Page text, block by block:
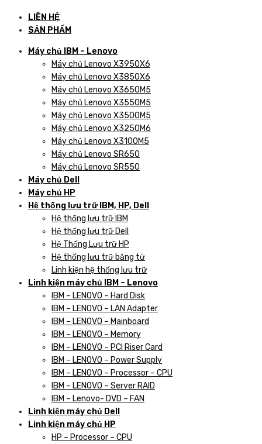
LIÊN HỆ
SẢN PHẨM
Máy chủ IBM – Lenovo
Máy chủ Lenovo X3950X6
Máy chủ Lenovo X3850X6
Máy chủ Lenovo X3650M5
Máy chủ Lenovo X3550M5
Máy chủ Lenovo X3500M5
Máy chủ Lenovo X3250M6
Máy chủ Lenovo X3100M5
Máy chủ Lenovo SR650
Máy chủ Lenovo SR550
Máy chủ Dell
Máy chủ HP
Hệ thống lưu trữ IBM, HP, Dell
Hệ thống lưu trữ IBM
Hệ thống lưu trữ Dell
Hệ Thống Lưu trữ HP
Hệ thống lưu trữ băng từ
Linh kiện hệ thống lưu trữ
Linh kiện máy chủ IBM – Lenovo
IBM – LENOVO – Hard Disk
IBM – LENOVO – LAN Adapter
IBM – LENOVO – Mainboard
IBM – LENOVO – Memory
IBM – LENOVO – PCI Riser Card
IBM – LENOVO – Power Supply
IBM – LENOVO – Processor – CPU
IBM – LENOVO – Server RAID
IBM – Lenovo- DVD – FAN
Linh kiện máy chủ Dell
Linh kiện máy chủ HP
HP – Processor – CPU